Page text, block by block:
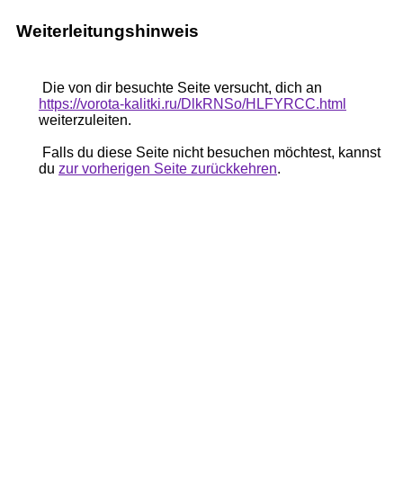
Weiterleitungshinweis
Die von dir besuchte Seite versucht, dich an
https://vorota-kalitki.ru/DlkRNSo/HLFYRCC.html
weiterzuleiten.
Falls du diese Seite nicht besuchen möchtest, kannst
du zur vorherigen Seite zurückkehren.